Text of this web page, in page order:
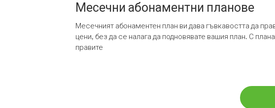
Месечни абонаментни планове
Месечният абонаментен план ви дава гъвкавостта да
цени, без да се налага да подновявате вашия план. С
правите